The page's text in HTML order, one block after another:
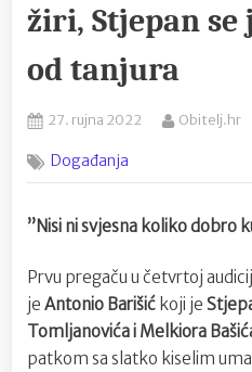
žiri, Stjepan se
od tanjura
Posted
27. rujna 2022 By
Obitelj.hr
Događanja
”Nisi ni svjesna koliko dobro
Prvu pregaču u četvrtoj
je Antonio Barišić koji je
Tomljanovića i Melkiora
patkom sa slatko kiselim